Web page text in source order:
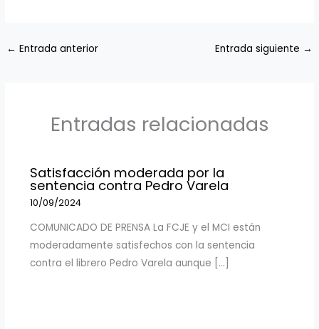
← Entrada anterior Entrada siguiente →
Entradas relacionadas
Satisfacción moderada por la
sentencia contra Pedro Varela
10/09/2024
COMUNICADO DE PRENSA La FCJE y el MCI están
moderadamente satisfechos con la sentencia
contra el librero Pedro Varela aunque […]